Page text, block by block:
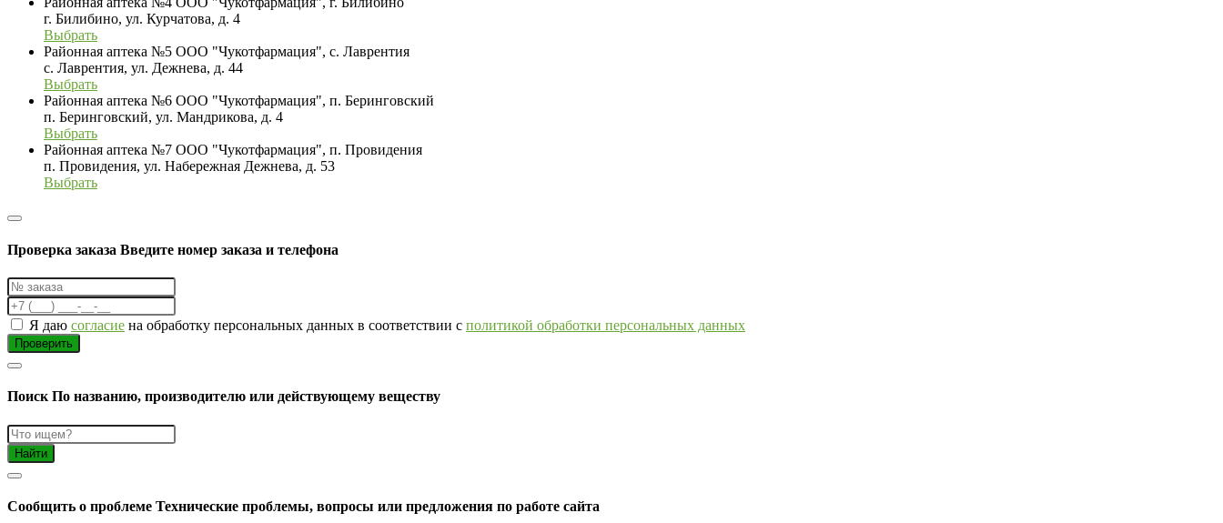
г. Билибино, ул. Курчатова, д. 4
Выбрать
Районная аптека №5 ООО "Чукотфармация", с. Лаврентия
с. Лаврентия, ул. Дежнева, д. 44
Выбрать
Районная аптека №6 ООО "Чукотфармация", п. Беринговский
п. Беринговский, ул. Мандрикова, д. 4
Выбрать
Районная аптека №7 ООО "Чукотфармация", п. Провидения
п. Провидения, ул. Набережная Дежнева, д. 53
Выбрать
Проверка заказа Введите номер заказа и телефона
Я даю согласие на обработку персональных данных в соответствии с политикой обработки персональных данных
Проверить
Поиск По названию, производителю или действующему веществу
Найти
Cообщить о проблеме Технические проблемы, вопросы или предложения по работе сайта